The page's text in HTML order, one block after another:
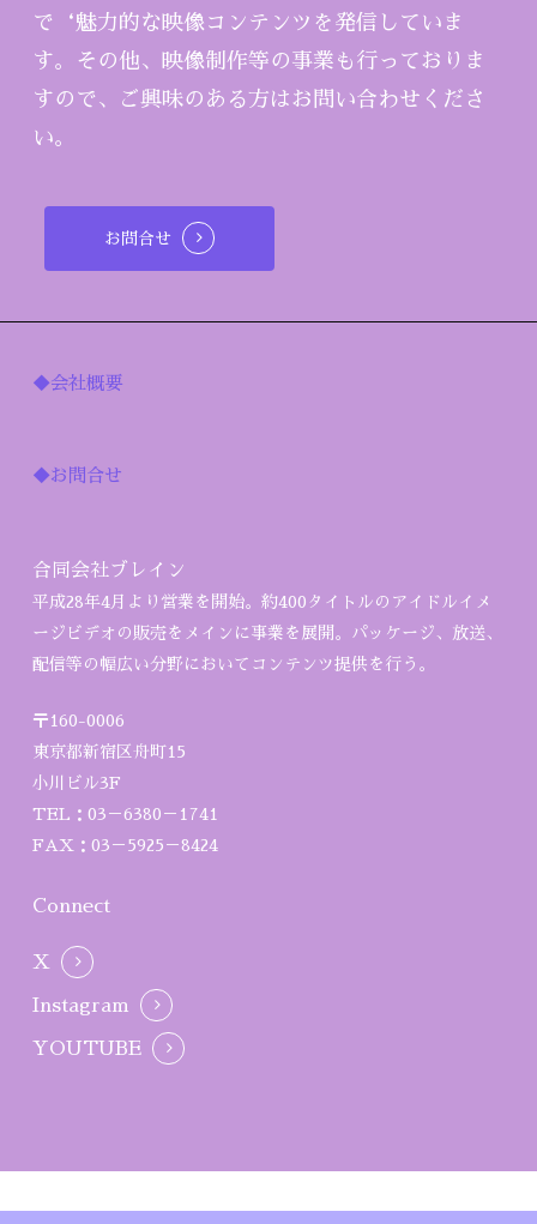
で‘魅力的な映像コンテンツを発信していま
す。その他、映像制作等の事業も行っておりま
すので、ご興味のある方はお問い合わせくださ
い。
お問合せ
◆会社概要
◆お問合せ
合同会社ブレイン
平成28年4月より営業を開始。約400タイトルのアイドルイメ
ージビデオの販売をメインに事業を展開。パッケージ、放送、
配信等の幅広い分野においてコンテンツ提供を行う。
〒160-0006
東京都新宿区舟町15
小川ビル3F
TEL：03－6380－1741
FAX：03－5925－8424
Connect
X
Instagram
YOUTUBE